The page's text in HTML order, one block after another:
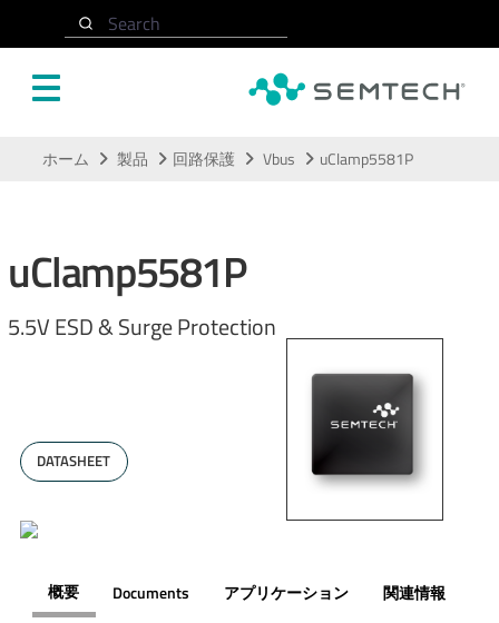
Search
ホーム 製品 回路保護 Vbus uClamp5581P
uClamp5581P
5.5V ESD & Surge Protection
DATASHEET
概要 Documents アプリケーション
関連情報